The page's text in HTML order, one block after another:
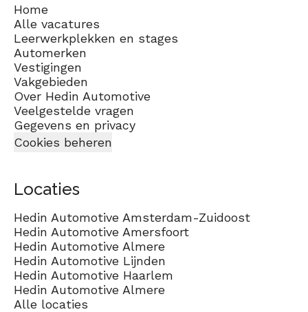
Home
Alle vacatures
Leerwerkplekken en stages
Automerken
Vestigingen
Vakgebieden
Over Hedin Automotive
Veelgestelde vragen
Gegevens en privacy
Cookies beheren
Locaties
Hedin Automotive Amsterdam-Zuidoost
Hedin Automotive Amersfoort
Hedin Automotive Almere
Hedin Automotive Lijnden
Hedin Automotive Haarlem
Hedin Automotive Almere
Alle locaties